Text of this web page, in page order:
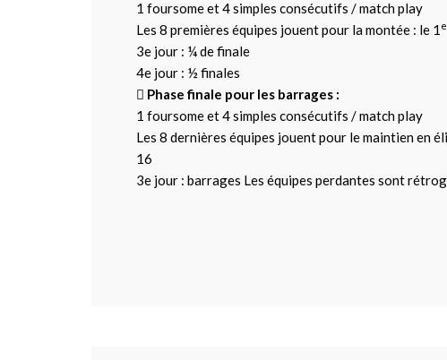
1 foursome et 4 simples consécutifs / match play
Les 8 premières équipes jouent pour la montée : le 1
3e jour : ¼ de finale
4e jour : ½ finales
 Phase finale pour les barrages :
1 foursome et 4 simples consécutifs / match play
Les 8 dernières équipes jouent pour le maintien en
16
3e jour : barrages Les équipes perdantes sont